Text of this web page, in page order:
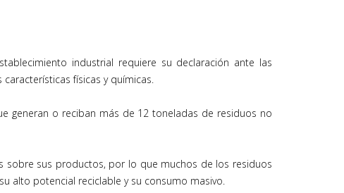
industrial requiere su declaración ante las
físicas y químicas.
generan o reciban más de 12 toneladas de residuos no
sobre sus productos, por lo que muchos de los residuos
alto potencial reciclable y su consumo masivo.